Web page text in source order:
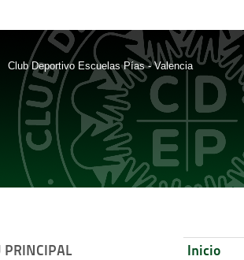
Club Deportivo Escuelas Pías - Valencia
PRINCIPAL
Inicio